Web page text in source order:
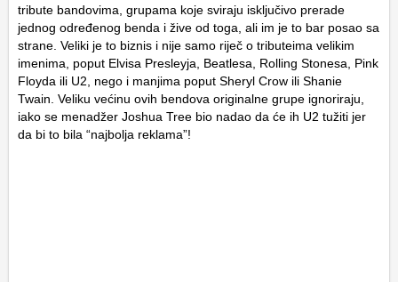
tribute bandovima, grupama koje sviraju isključivo prerade
jednog određenog benda i žive od toga, ali im je to bar posao sa
strane. Veliki je to biznis i nije samo riječ o tributeima velikim
imenima, poput Elvisa Presleyja, Beatlesa, Rolling Stonesa, Pink
Floyda ili U2, nego i manjima poput Sheryl Crow ili Shanie
Twain. Veliku većinu ovih bendova originalne grupe ignoriraju,
iako se menadžer Joshua Tree bio nadao da će ih U2 tužiti jer
da bi to bila “najbolja reklama”!